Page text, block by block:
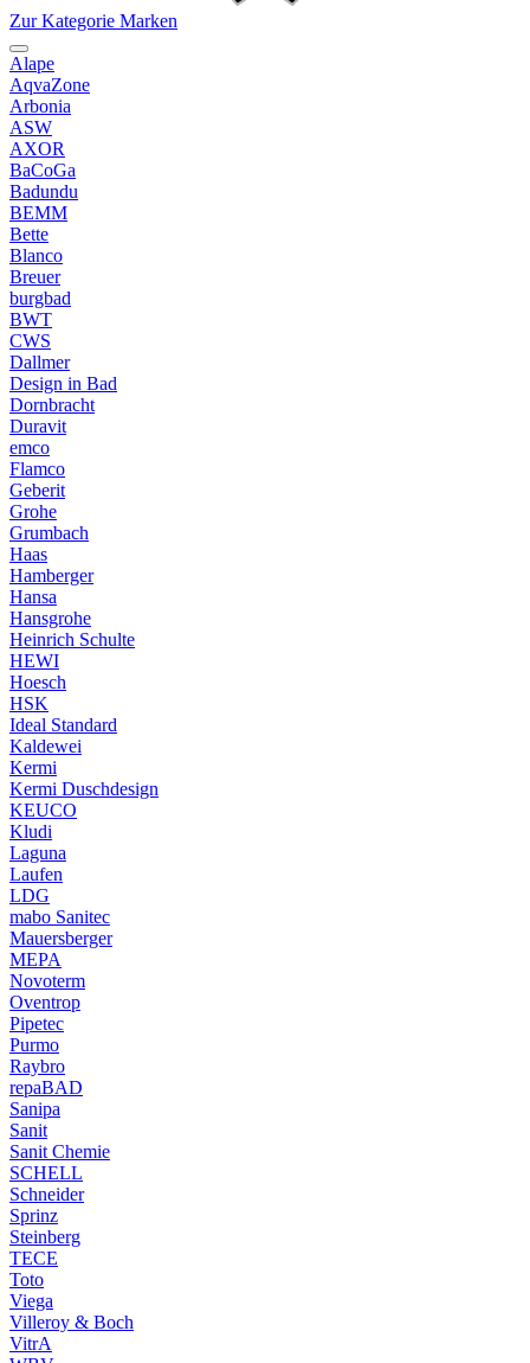
Zur Kategorie Marken
Alape
AqvaZone
Arbonia
ASW
AXOR
BaCoGa
Badundu
BEMM
Bette
Blanco
Breuer
burgbad
BWT
CWS
Dallmer
Design in Bad
Dornbracht
Duravit
emco
Flamco
Geberit
Grohe
Grumbach
Haas
Hamberger
Hansa
Hansgrohe
Heinrich Schulte
HEWI
Hoesch
HSK
Ideal Standard
Kaldewei
Kermi
Kermi Duschdesign
KEUCO
Kludi
Laguna
Laufen
LDG
mabo Sanitec
Mauersberger
MEPA
Novoterm
Oventrop
Pipetec
Purmo
Raybro
repaBAD
Sanipa
Sanit
Sanit Chemie
SCHELL
Schneider
Sprinz
Steinberg
TECE
Toto
Viega
Villeroy & Boch
VitrA